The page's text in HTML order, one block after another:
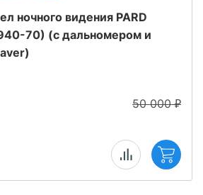
ночного видения PARD
70) (с дальномером и
50 000₽